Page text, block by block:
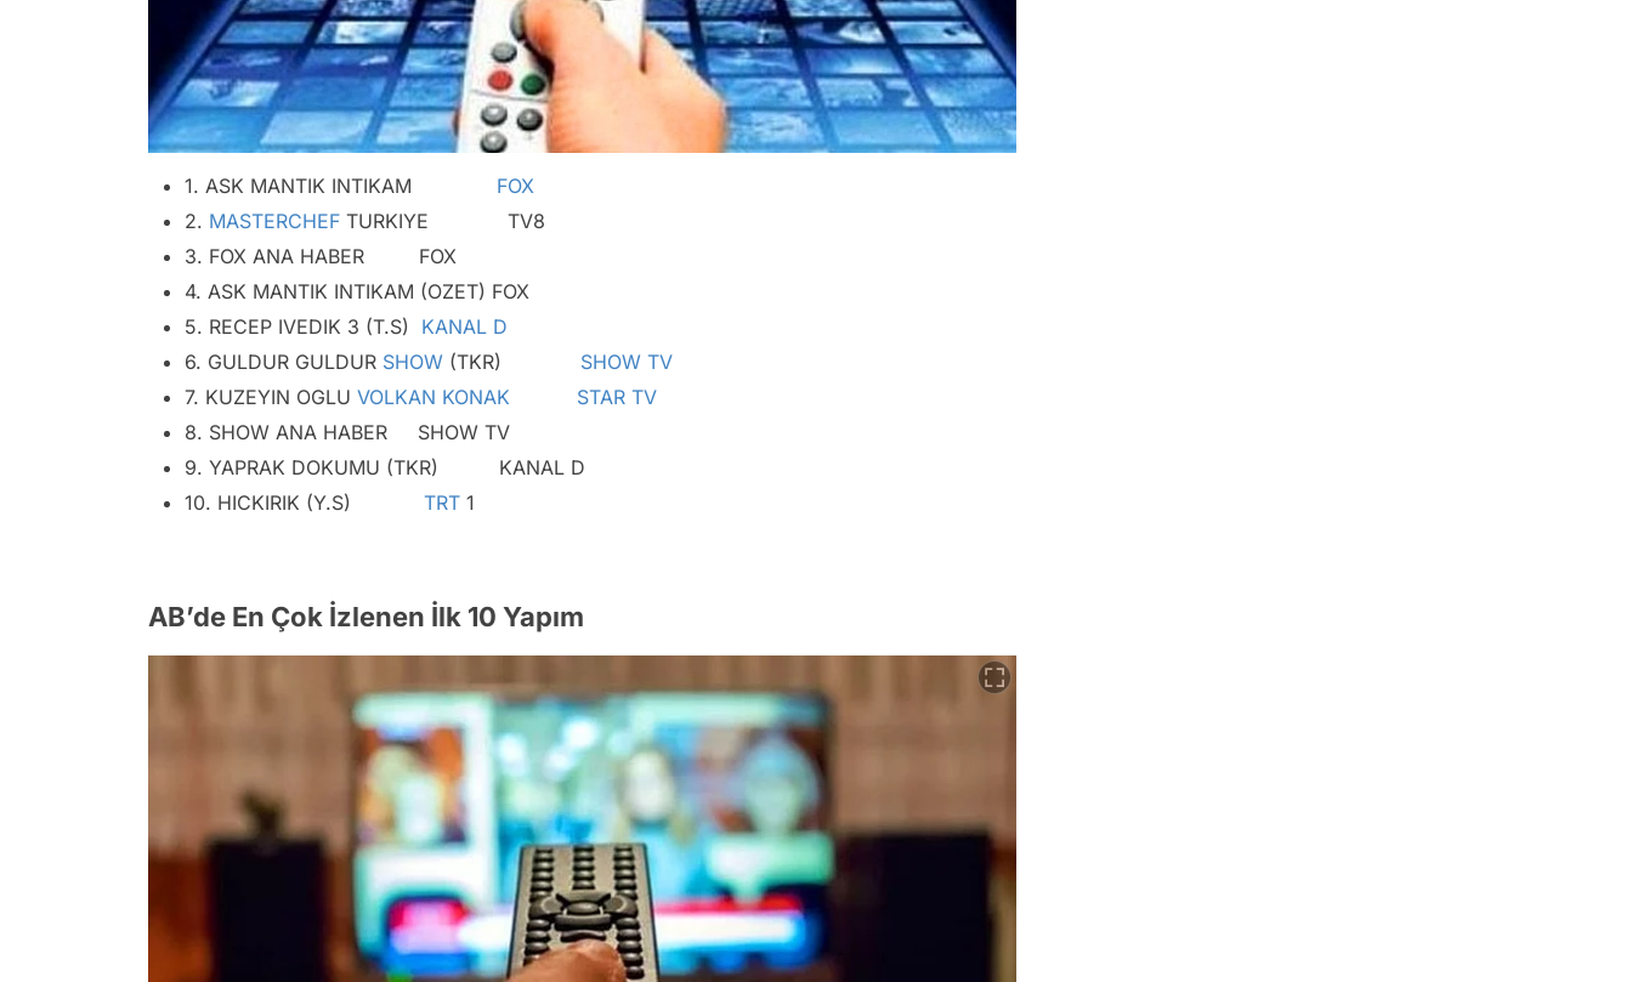
1. ASK MANTIK INTIKAM FOX
2. MASTERCHEF TURKIYE TV8
3. FOX ANA HABER FOX
4. ASK MANTIK INTIKAM (OZET) FOX
5. RECEP IVEDIK 3 (T.S) KANAL D
6. GULDUR GULDUR SHOW (TKR) SHOW TV
7. KUZEYIN OGLU VOLKAN KONAK
STAR TV
8. SHOW ANA HABER SHOW TV
9. YAPRAK DOKUMU (TKR) KANAL D
10. HICKIRIK (Y.S) TRT 1
AB’de En Çok İzlenen İlk 10 Yapım